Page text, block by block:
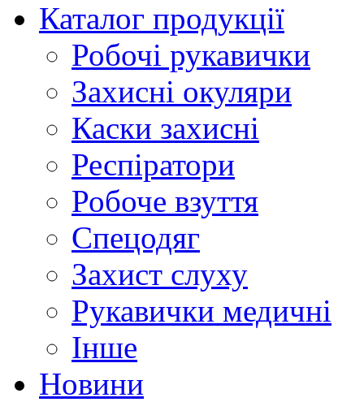
Каталог продукції
Робочі рукавички
Захисні окуляри
Каски захисні
Респіратори
Робоче взуття
Спецодяг
Захист слуху
Рукавички медичні
Інше
Новини